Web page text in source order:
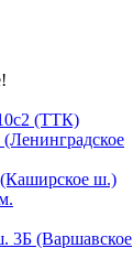
(ТТК)
ш.)
3Б (Варшавское